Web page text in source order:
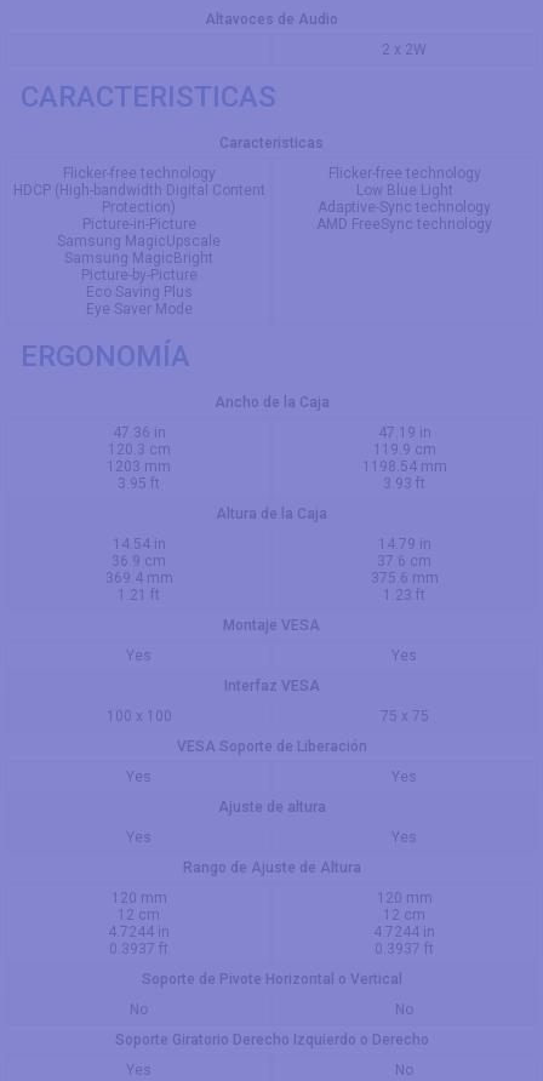
Altavoces de Audio
2 x 2W
CARACTERISTICAS
Caracteristicas
Flicker-free technology
HDCP (High-bandwidth Digital Content
Protection)
Picture-in-Picture
Samsung MagicUpscale
Samsung MagicBright
Picture-by-Picture
Eco Saving Plus
Eye Saver Mode
Flicker-free technology
Low Blue Light
Adaptive-Sync technology
AMD FreeSync technology
ERGONOMÍA
Ancho de la Caja
47.36 in
120.3 cm
1203 mm
3.95 ft
47.19 in
119.9 cm
1198.54 mm
3.93 ft
Altura de la Caja
14.54 in
36.9 cm
369.4 mm
1.21 ft
14.79 in
37.6 cm
375.6 mm
1.23 ft
Montaje VESA
Yes
Yes
Interfaz VESA
100 x 100
75 x 75
VESA Soporte de Liberación
Yes
Yes
Ajuste de altura
Yes
Yes
Rango de Ajuste de Altura
120 mm
12 cm
4.7244 in
0.3937 ft
120 mm
12 cm
4.7244 in
0.3937 ft
Soporte de Pivote Horizontal o Vertical
No
No
Soporte Giratorio Derecho Izquierdo o Derecho
Yes
No